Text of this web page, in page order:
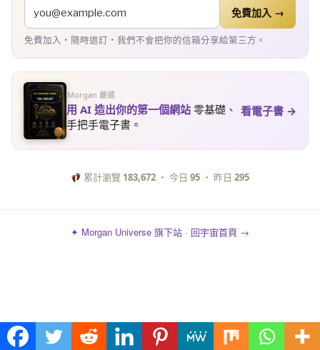
免費加入 →
免費加入・隨時退訂・我們不會把你的信箱分享給第三方。
Morgan 嚴選
用 AI 造出你的第一個網站 零基礎、
手把手電子書。
看電子書 →
累計瀏覽 183,672・ 今日 95・ 昨日 295
✦ Morgan Universe 旗下站 · 回宇宙首頁 →